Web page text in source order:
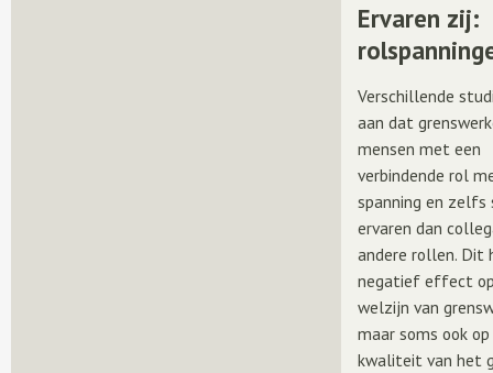
Ervaren zij:
Verschillende
aan dat
mensen met een
verbindende rol
spanning en zelfs
ervaren dan
andere rollen. Dit
negatief effect
welzijn van
maar soms ook
kwaliteit van het